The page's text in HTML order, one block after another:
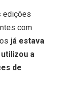
edições
com
já estava
utilizou a
de